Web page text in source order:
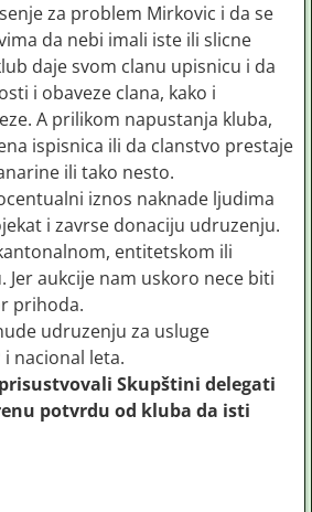
za problem Mirkovic i da se
da nebi imali iste ili slicne
daje svom clanu upisnicu i da
i obaveze clana, kako i
A prilikom napustanja kluba,
ispisnica ili da clanstvo prestaje
ili tako nesto.
iznos naknade ljudima
i zavrse donaciju udruzenju.
entitetskom ili
Jer aukcije nam uskoro nece biti
prihoda.
udruzenju za usluge
nacional leta.
Skupštini delegati
potvrdu od kluba da isti